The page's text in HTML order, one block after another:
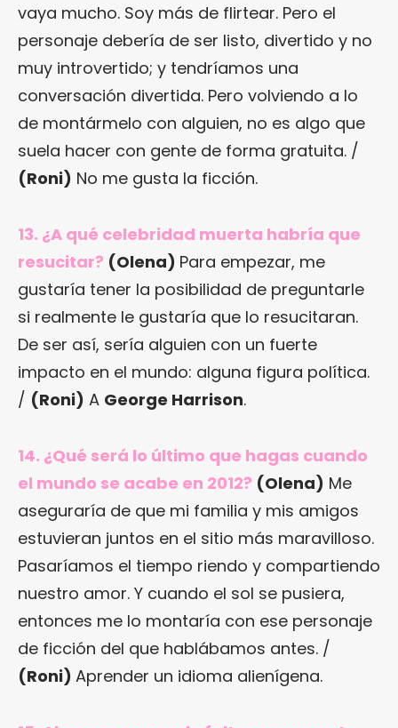
vaya mucho. Soy más de flirtear. Pero el
personaje debería de ser listo, divertido y no
muy introvertido; y tendríamos una
conversación divertida. Pero volviendo a lo
de montármelo con alguien, no es algo que
suela hacer con gente de forma gratuita. /
(Roni) No me gusta la ficción.
13. ¿A qué celebridad muerta habría que
resucitar? (Olena) Para empezar, me
gustaría tener la posibilidad de preguntarle
si realmente le gustaría que lo resucitaran.
De ser así, sería alguien con un fuerte
impacto en el mundo: alguna figura política.
/ (Roni) A George Harrison.
14. ¿Qué será lo último que hagas cuando
el mundo se acabe en 2012? (Olena) Me
aseguraría de que mi familia y mis amigos
estuvieran juntos en el sitio más maravilloso.
Pasaríamos el tiempo riendo y compartiendo
nuestro amor. Y cuando el sol se pusiera,
entonces me lo montaría con ese personaje
de ficción del que hablábamos antes. /
(Roni) Aprender un idioma alienígena.